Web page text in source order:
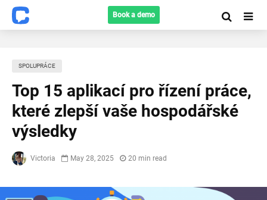
Book a demo
SPOLUPRÁCE
Top 15 aplikací pro řízení práce,
které zlepší vaše hospodářské
výsledky
Victoria May 28, 2025 20 min read